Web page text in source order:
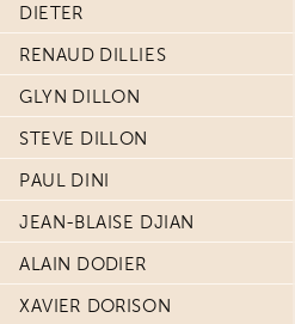
DIETER
RENAUD DILLIES
GLYN DILLON
STEVE DILLON
PAUL DINI
JEAN-BLAISE DJIAN
ALAIN DODIER
XAVIER DORISON